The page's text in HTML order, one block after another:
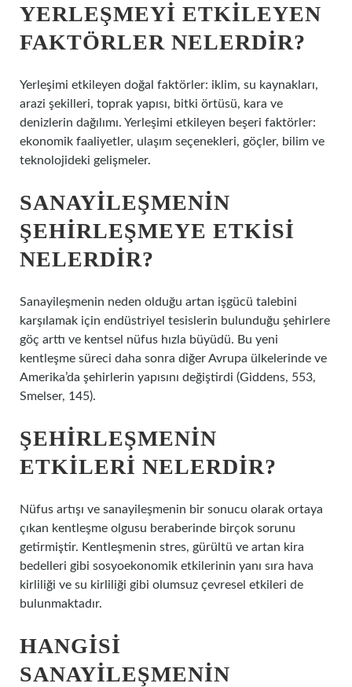
YERLEŞMEYI ETKILEYEN
FAKTÖRLER NELERDIR?
Yerleşimi etkileyen doğal faktörler: iklim, su kaynakları,
arazi şekilleri, toprak yapısı, bitki örtüsü, kara ve
denizlerin dağılımı. Yerleşimi etkileyen beşeri faktörler:
ekonomik faaliyetler, ulaşım seçenekleri, göçler, bilim ve
teknolojideki gelişmeler.
SANAYILEŞMENIN
ŞEHIRLEŞMEYE ETKISI
NELERDIR?
Sanayileşmenin neden olduğu artan işgücü talebini
karşılamak için endüstriyel tesislerin bulunduğu şehirlere
göç arttı ve kentsel nüfus hızla büyüdü. Bu yeni
kentleşme süreci daha sonra diğer Avrupa ülkelerinde ve
Amerika’da şehirlerin yapısını değiştirdi (Giddens, 553,
Smelser, 145).
ŞEHIRLEŞMENIN
ETKILERI NELERDIR?
Nüfus artışı ve sanayileşmenin bir sonucu olarak ortaya
çıkan kentleşme olgusu beraberinde birçok sorunu
getirmiştir. Kentleşmenin stres, gürültü ve artan kira
bedelleri gibi sosyoekonomik etkilerinin yanı sıra hava
kirliliği ve su kirliliği gibi olumsuz çevresel etkileri de
bulunmaktadır.
HANGISI
SANAYILEŞMENIN